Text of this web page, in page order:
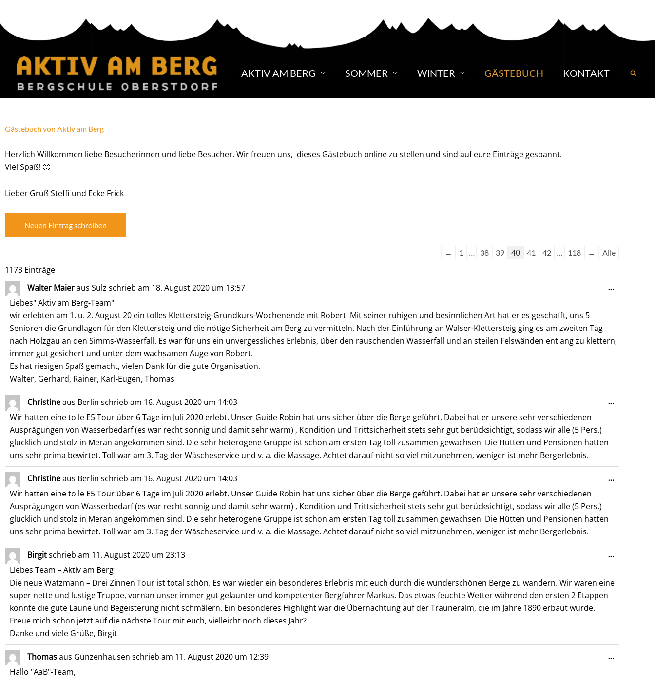
springen
AKTIV AM BERG SOMMER WINTER GÄSTEBUCH KONTAKT
Gästebuch von Aktiv am Berg
Herzlich Willkommen liebe Besucherinnen und liebe Besucher. Wir freuen uns, dieses Gästebuch online zu stellen und sind auf eure Einträge gespannt.
Viel Spaß! 🙂
Lieber Gruß Steffi und Ecke Frick
← 1 … 38 39 40 41 42 … 118 → Alle
1173 Einträge
Walter Maieraus Sulz schrieb am 18. August 2020 um 13:57
Liebes" Aktiv am Berg-Team"
wir erlebten am 1. u. 2. August 20 ein tolles Klettersteig-Grundkurs-Wochenende mit Robert. Mit seiner ruhigen und besinnlichen Art hat er es geschafft, uns 5
Senioren die Grundlagen für den Klettersteig und die nötige Sicherheit am Berg zu vermitteln. Nach der Einführung an Walser-Klettersteig ging es am zweiten Tag
nach Holzgau an den Simms-Wasserfall. Es war für uns ein unvergessliches Erlebnis, über den rauschenden Wasserfall und an steilen Felswänden entlang zu klettern,
immer gut gesichert und unter dem wachsamen Auge von Robert.
Es hat riesigen Spaß gemacht, vielen Dank für die gute Organisation.
Walter, Gerhard, Rainer, Karl-Eugen, Thomas
…
Christineaus Berlin schrieb am 16. August 2020 um 14:03
Wir hatten eine tolle E5 Tour über 6 Tage im Juli 2020 erlebt. Unser Guide Robin hat uns sicher über die Berge geführt. Dabei hat er unsere sehr verschiedenen
Ausprägungen von Wasserbedarf (es war recht sonnig und damit sehr warm) , Kondition und Trittsicherheit stets sehr gut berücksichtigt, sodass wir alle (5 Pers.)
glücklich und stolz in Meran angekommen sind. Die sehr heterogene Gruppe ist schon am ersten Tag toll zusammen gewachsen. Die Hütten und Pensionen hatten
uns sehr prima bewirtet. Toll war am 3. Tag der Wäscheservice und v. a. die Massage. Achtet darauf nicht so viel mitzunehmen, weniger ist mehr Bergerlebnis.
…
Christineaus Berlin schrieb am 16. August 2020 um 14:03
Wir hatten eine tolle E5 Tour über 6 Tage im Juli 2020 erlebt. Unser Guide Robin hat uns sicher über die Berge geführt. Dabei hat er unsere sehr verschiedenen
Ausprägungen von Wasserbedarf (es war recht sonnig und damit sehr warm) , Kondition und Trittsicherheit stets sehr gut berücksichtigt, sodass wir alle (5 Pers.)
glücklich und stolz in Meran angekommen sind. Die sehr heterogene Gruppe ist schon am ersten Tag toll zusammen gewachsen. Die Hütten und Pensionen hatten
uns sehr prima bewirtet. Toll war am 3. Tag der Wäscheservice und v. a. die Massage. Achtet darauf nicht so viel mitzunehmen, weniger ist mehr Bergerlebnis.
…
Birgitschrieb am 11. August 2020 um 23:13
Liebes Team – Aktiv am Berg
Die neue Watzmann – Drei Zinnen Tour ist total schön. Es war wieder ein besonderes Erlebnis mit euch durch die wunderschönen Berge zu wandern. Wir waren eine
super nette und lustige Truppe, vornan unser immer gut gelaunter und kompetenter Bergführer Markus. Das etwas feuchte Wetter während den ersten 2 Etappen
konnte die gute Laune und Begeisterung nicht schmälern. Ein besonderes Highlight war die Übernachtung auf der Trauneralm, die im Jahre 1890 erbaut wurde.
Freue mich schon jetzt auf die nächste Tour mit euch, vielleicht noch dieses Jahr?
Danke und viele Grüße, Birgit
…
Thomasaus Gunzenhausen schrieb am 11. August 2020 um 12:39
Hallo "AaB"-Team,
…